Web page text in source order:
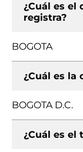
¿Cuál es el
registra?
BOGOTA
¿Cuál es la
BOGOTA D.C.
¿Cuál es el